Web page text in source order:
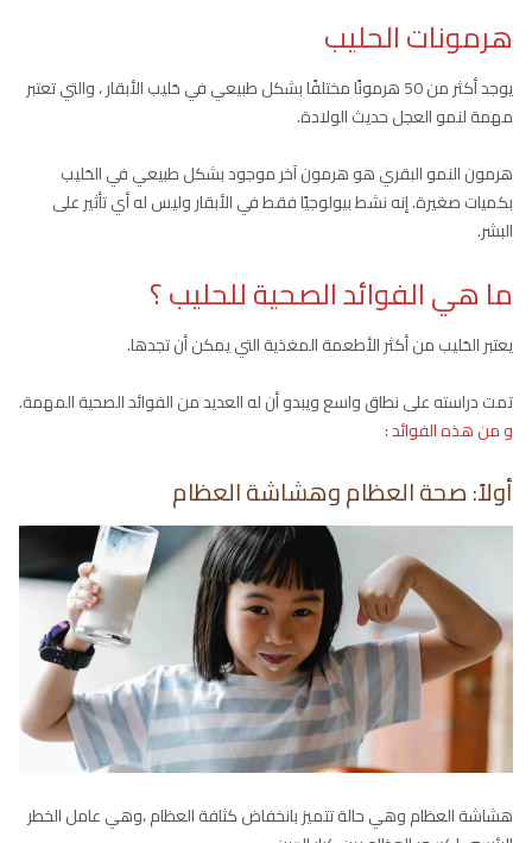
هرمونات الحليب
يوجد أكثر من 50 هرمونًا مختلفًا بشكل طبيعي في حَليب الأبقار ، والتي تعتبر
مهمة لنمو العجل حديث الولادة.
هرمون النمو البقري هو هرمون آخر موجود بشكل طبيعي في الحَليب
بكميات صغيرة. إنه نشط بيولوجيًا فقط في الأبقار وليس له أي تأثير على
البشر.
ما هي الفوائد الصحية للحليب ؟
يعتبر الحَليب من أكثر الأطعمة المغذية التي يمكن أن تجدها.
تمت دراسته على نطاق واسع ويبدو أن له العديد من الفوائد الصحية المهمة.
و من هذه الفوائد :
أولاً: صحة العظام وهشاشة العظام
هشاشة العظام وهي حالة تتميز بانخفاض كثافة العظام ،وهي عامل الخطر